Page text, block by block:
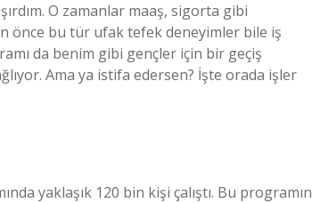
O zamanlar maaş, sigorta gibi
önce bu tür ufak tefek deneyimler bile iş
da benim gibi gençler için bir geçiş
Ama ya istifa edersen? İşte orada işler
yaklaşık 120 bin kişi çalıştı. Bu programın